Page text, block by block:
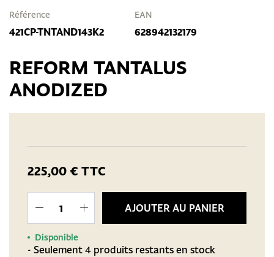
Référence
421CP-TNTAND143K2
EAN
628942132179
REFORM TANTALUS
ANODIZED
225,00 € TTC
AJOUTER AU PANIER
Disponible
- Seulement 4 produits restants en stock